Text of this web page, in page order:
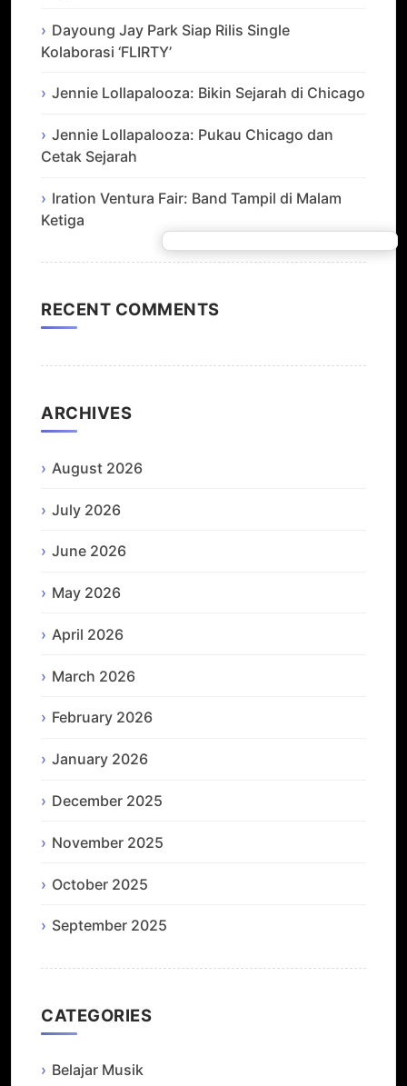
Dayoung Jay Park Siap Rilis Single
Kolaborasi ‘FLIRTY’
Jennie Lollapalooza: Bikin Sejarah di Chicago
Jennie Lollapalooza: Pukau Chicago dan
Cetak Sejarah
Iration Ventura Fair: Band Tampil di Malam
Ketiga
RECENT COMMENTS
ARCHIVES
August 2026
July 2026
June 2026
May 2026
April 2026
March 2026
February 2026
January 2026
December 2025
November 2025
October 2025
September 2025
CATEGORIES
Belajar Musik